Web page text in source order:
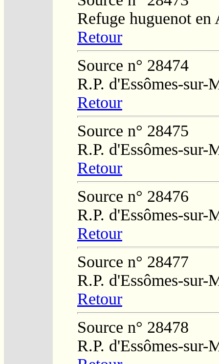
Refuge huguenot
Retour
Source n° 28474
R.P. d'Essômes-sur-
Retour
Source n° 28475
R.P. d'Essômes-sur-
Retour
Source n° 28476
R.P. d'Essômes-sur-
Retour
Source n° 28477
R.P. d'Essômes-sur-
Retour
Source n° 28478
R.P. d'Essômes-sur-